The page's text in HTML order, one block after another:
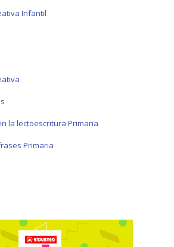
Infantil
la lectoescritura Primaria
Primaria